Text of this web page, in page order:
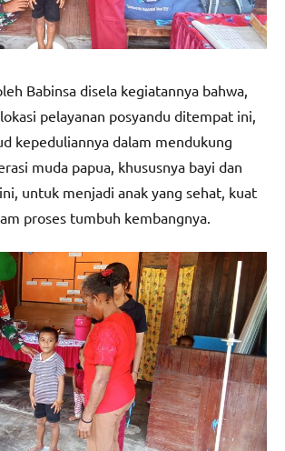
Babinsa disela kegiatannya bahwa,
pelayanan posyandu ditempat ini,
kepeduliannya dalam mendukung
muda papua, khususnya bayi dan
untuk menjadi anak yang sehat, kuat
proses tumbuh kembangnya.